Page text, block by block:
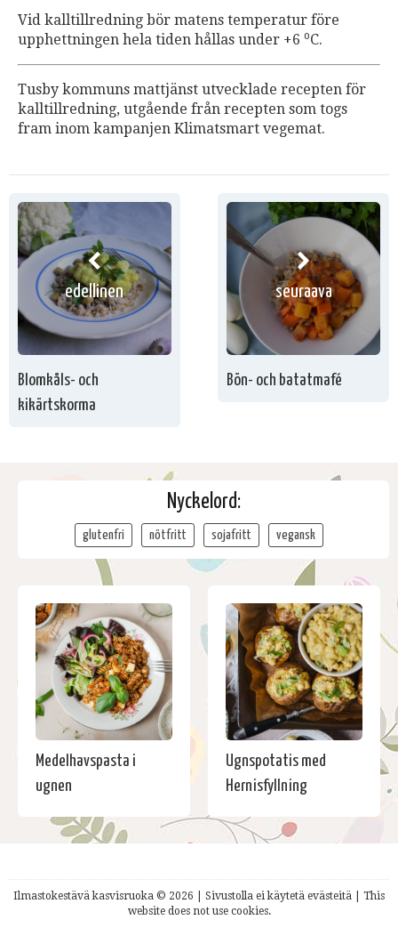
Vid kalltillredning bör matens temperatur före
upphettningen hela tiden hållas under +6 oC.
Tusby kommuns mattjänst utvecklade recepten för
kalltillredning, utgående från recepten som togs
fram inom kampanjen Klimatsmart vegemat.
edellinen
Blomkåls- och
kikärtskorma
seuraava
Bön- och batatmafé
Nyckelord:
glutenfri nötfritt sojafritt vegansk
Medelhavspasta i
ugnen
Ugnspotatis med
Hernisfyllning
Ilmastokestävä kasvisruoka © 2026 | Sivustolla ei käytetä evästeitä | This
website does not use cookies.